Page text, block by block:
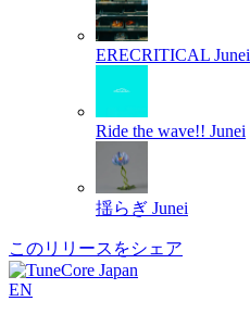
ERECRITICAL Junei
Ride the wave!! Junei
揺らぎ Junei
このリリースをシェア
EN